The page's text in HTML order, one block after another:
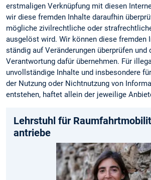
erstmaligen Verknüpfung mit diesen
wir diese fremden Inhalte daraufhin
mögliche zivilrechtliche oder
ausgelöst wird. Wir können diese fremden
ständig auf Veränderungen überprüfen und
Verantwortung dafür übernehmen. Für
unvollständige Inhalte und insbesondere
der Nutzung oder Nichtnutzung von
entstehen, haftet allein der jeweilige
Lehrstuhl für
antriebe